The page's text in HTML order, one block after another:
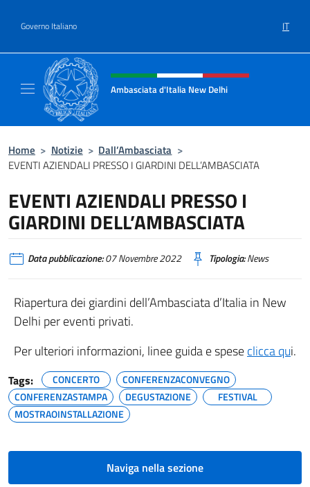
Governo Italiano IT
Intestazione sito, social e menù
Ambasciata d'Italia New Delhi
Home > Notizie > Dall’Ambasciata >
EVENTI AZIENDALI PRESSO I GIARDINI DELL’AMBASCIATA
EVENTI AZIENDALI PRESSO I
GIARDINI DELL’AMBASCIATA
Data pubblicazione:07 Novembre 2022 Tipologia:News
Riapertura dei giardini dell’Ambasciata d’Italia in New
Delhi per eventi privati.
Per ulteriori informazioni, linee guida e speseclicca qui.
Tags: CONCERTO
CONFERENZACONVEGNO
CONFERENZASTAMPA
DEGUSTAZIONE
FESTIVAL
MOSTRAOINSTALLAZIONE
Naviga nella sezione